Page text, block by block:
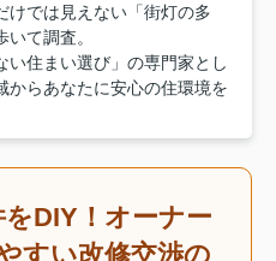
けでは見えない「街灯の多
て調査。
い住まい選び」の専門家とし
からあなたに安心の住環境を
DIY！オーナー
すい改修交渉の